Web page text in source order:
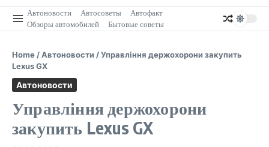
Автоновости Автосоветы
Автофакт
Обзоры автомобилей
Бытовые советы
Home /Автоновости /Управління держохорони закупить
Lexus GX
Автоновости
Управління держохорони
закупить Lexus GX